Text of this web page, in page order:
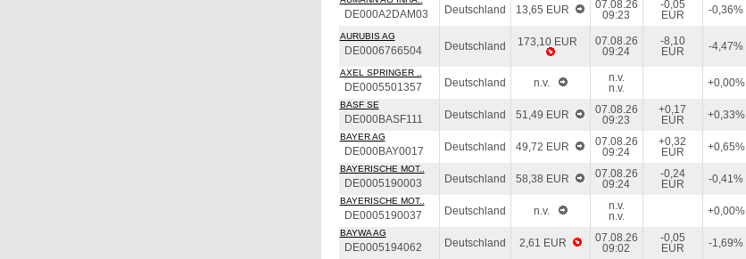
DE000A2DAM03 Deutschland 13,65 EUR
07.08.26
09:23
-0,05
EUR
-0,36%
AURUBIS AG
DE0006766504 Deutschland 173,10 EUR
07.08.26
09:24
-8,10
EUR
-4,47%
AXEL SPRINGER ..
DE0005501357 Deutschland n.v.
n.v.
n.v.
+0,00%
BASF SE
DE000BASF111 Deutschland 51,49 EUR
07.08.26
09:23
+0,17
EUR
+0,33%
BAYER AG
DE000BAY0017 Deutschland 49,72 EUR
07.08.26
09:24
+0,32
EUR
+0,65%
BAYERISCHE MOT..
DE0005190003 Deutschland 58,38 EUR
07.08.26
09:24
-0,24
EUR
-0,41%
BAYERISCHE MOT..
DE0005190037 Deutschland n.v.
n.v.
n.v.
+0,00%
BAYWA AG
DE0005194062 Deutschland 2,61 EUR
07.08.26
09:02
-0,05
EUR
-1,69%